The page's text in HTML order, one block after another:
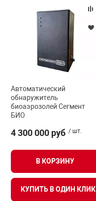
Автоматический
обнаружитель
биоаэрозолей Сегмент
БИО
4 300 000 руб / шт.
В КОРЗИНУ
КУПИТЬ В ОДИН КЛИК